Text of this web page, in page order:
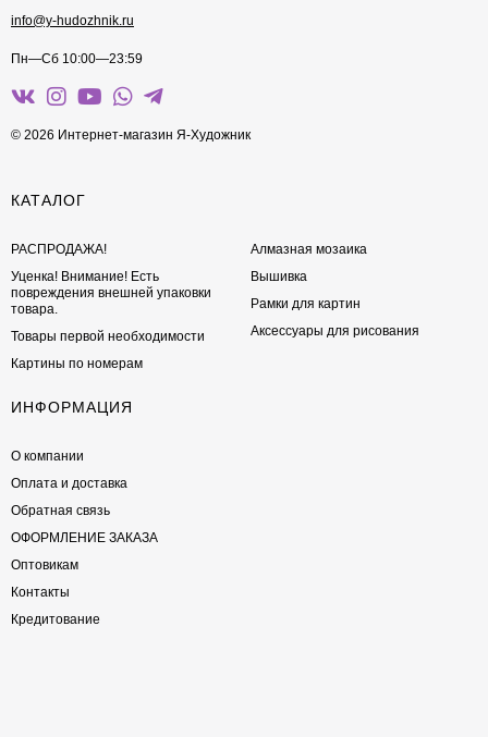
info@y-hudozhnik.ru
Пн—Сб 10:00—23:59
© 2026 Интернет-магазин Я-Художник
КАТАЛОГ
РАСПРОДАЖА!
Уценка! Внимание! Есть
повреждения внешней упаковки
товара.
Товары первой необходимости
Картины по номерам
Алмазная мозаика
Вышивка
Рамки для картин
Аксессуары для рисования
ИНФОРМАЦИЯ
О компании
Оплата и доставка
Обратная связь
ОФОРМЛЕНИЕ ЗАКАЗА
Оптовикам
Контакты
Кредитование